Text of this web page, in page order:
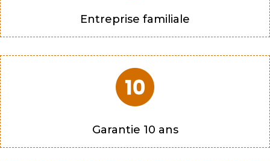
Entreprise familiale
Garantie 10 ans